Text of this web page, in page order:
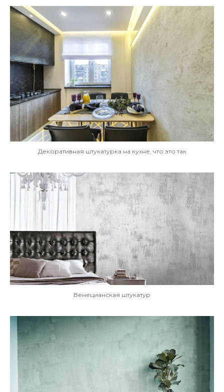
Декоративная штукатурка на кухне, что это так
Венецианская штукатур